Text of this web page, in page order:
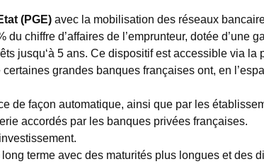
(PGE)avec la mobilisation des réseaux
chiffre d’affaires de l’emprunteur, dotée d’une
jusqu‘à 5 ans. Ce dispositif est accessible via
grandes banques françaises ont, en
de façon automatique, ainsi que par les
accordés par les banques privées françaises.
terme avec des maturités plus longues et des